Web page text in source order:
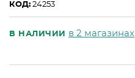
КОД: 24253
В НАЛИЧИИ в 2 магазинах